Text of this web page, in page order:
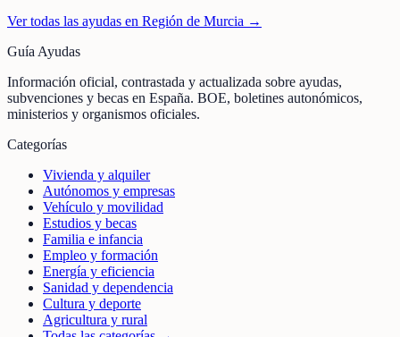
Ver todas las ayudas en Región de Murcia →
Guía Ayudas
Información oficial, contrastada y actualizada sobre ayudas,
subvenciones y becas en España. BOE, boletines autonómicos,
ministerios y organismos oficiales.
Categorías
Vivienda y alquiler
Autónomos y empresas
Vehículo y movilidad
Estudios y becas
Familia e infancia
Empleo y formación
Energía y eficiencia
Sanidad y dependencia
Cultura y deporte
Agricultura y rural